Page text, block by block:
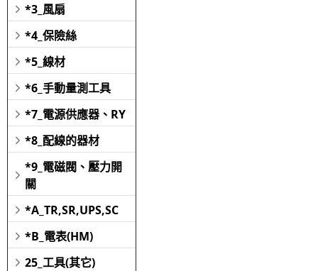
*3_風扇
*4_保險絲
*5_線材
*6_手動量測工具
*7_電源供應器、RY
*8_配線的器材
*9_電磁閥、壓力開
關
*A_TR,SR,UPS,SC
*B_電表(HM)
25_工具(其它)